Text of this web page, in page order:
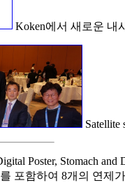
Koken에서 새로운 내
Satellite
Poster, Stomach
포함하여 8개의 연제